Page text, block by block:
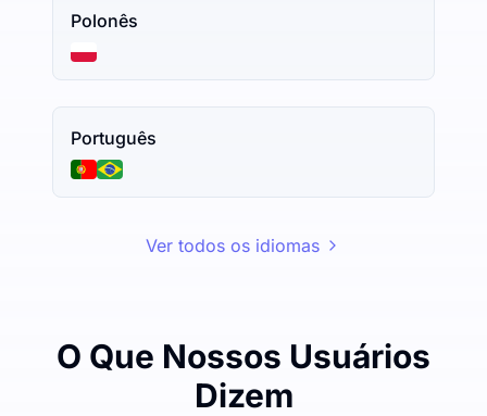
Polonês
Português
Ver todos os idiomas
O Que Nossos Usuários
Dizem